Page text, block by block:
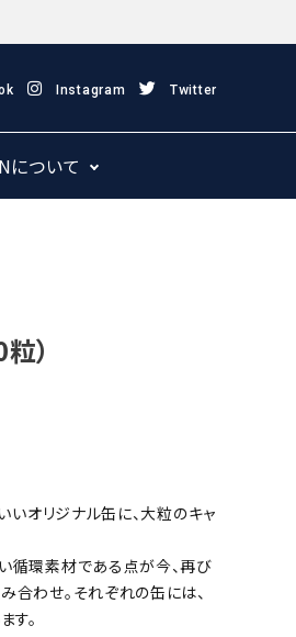
Instagram Twitter
について
）
いオリジナル缶に、大粒のキャ
循環素材である点が今、再び
合わせ。それぞれの缶には、
す。